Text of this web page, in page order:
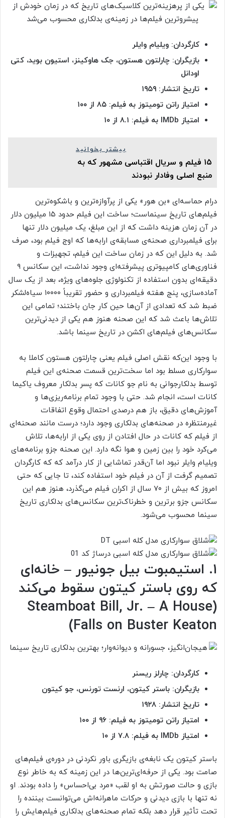
کارگردان: ویلیام وایلر
بازیگران: چارلتون هستون، جک هاوکینز، استیون بوید، کتی
اودانل
تاریخ انتشار: ۱۹۵۹
امتیاز راتن تومیتوز به فیلم: ۸۵ از ۱۰۰
امتیاز
بیشتر بخوانید
۱۵ فیلم و سریال اقتباسی مشهور که به
منبع اصلی وفادار نبودند
درام حماسه‌ای «بن هور» یکی از پرآوازه‌ترین و باشکوه‌ترین
فیلم‌های تاریخ سینماست؛ ساخت این فیلم حدود ۱۵ میلیون دلار
در آن زمان هزینه داشت که از این مبلغ، یک میلیون دلار تنها
برای فیلمبرداری صحنه‌ی مسابقه‌ی ارابه‌ها که اوج فیلم بود، صرف
شد. به دلیل این که در زمان ساخت این فیلم، تجهیزات و
فناوری‌های کامپیوتری پیشرفته‌ای وجود نداشت، این سکانس ۹
دقیقه‌ای بدون استفاده از تکنولوژی جلوه‌های ویژه، بعد از یک سال
آماده‌سازی، پنج هفته فیلمبرداری و حضور تقریباً ۱۰۰۰۰ سیاه‌لشکر
ضبط شد که تعدادی از آن‌ها حین کار جان باختند؛ تمامی این
تلاش‌ها باعث شد که این صحنه هنوز هم یکی از دیدنی‌ترین
سکانس‌های فیلم‌های اکشن در تاریخ سینما باشد.
با وجود این‌که نقش اصلی فیلم یعنی چارلتون هستون کاملا به
سوارکاری مسلط بود اما سخت‌ترین قسمت صحنه‌ی این فیلم
توسط بدلکارجوانی به نام جو کانات که پسر بدلکار معروف یاکیما
کانات است، انجام شد. حتی با وجود تمام برنامه‌ریزی‌ها و
آموزش‌های دقیق، باز هم درصدی احتمال وقوع اتفاقات
غیرمنتظره در صحنه‌های بدلکاری وجود دارد؛ درست مانند صحنه‌ای
از فیلم که کانات در حال افتادن از روی یکی از ارابه‌ها، تلاش
می‌کرد خود را بین زمین و هوا نگه دارد. این صحنه جزو برنامه‌های
ویلیام وایلر نبود اما آن‌قدر تماشایی از کار درآمد که که کارگردان
تصمیم گرفت از آن در فیلم خود استفاده کند، تا جایی که حتی
امروز که بیش از ۷۰ سال از اکران فیلم می‌گذرد، هنوز هم این
سکانس جزو برترین و خطرناک‌ترین سکانس‌های بدلکاری تاریخ
سینما محسوب می‌شود.
۱. استیمبوت بیل جونیور – خانه‌ای
که روی باستر کیتون سقوط می‌کند
(Steamboat Bill, Jr. – A House
Falls on Buster Keaton)
کارگردان: چارلز ریسنر
بازیگران: باستر کیتون، ارنست تورنس، جو کیتون
تاریخ انتشار: ۱۹۲۸
امتیاز راتن تومیتوز به فیلم: ۹۶ از ۱۰۰
امتیاز
باستر کیتون یک نابغه‌ی بازیگری باور نکردنی در دوره‌ی فیلم‌های
صامت بود. یکی از حرفه‌ای‌ترین‌ها در این زمینه که به خاطر نوع
بازی و حالت صورتش به او لقب «مرد بی‌احساس» را داده بودند. او
نه تنها با بازی دیدنی و حرکات ماهرانه‌اش می‌توانست بیننده را
تحت تأثیر قرار دهد بلکه تمام صحنه‌های بدلکاری فیلم‌هایش را